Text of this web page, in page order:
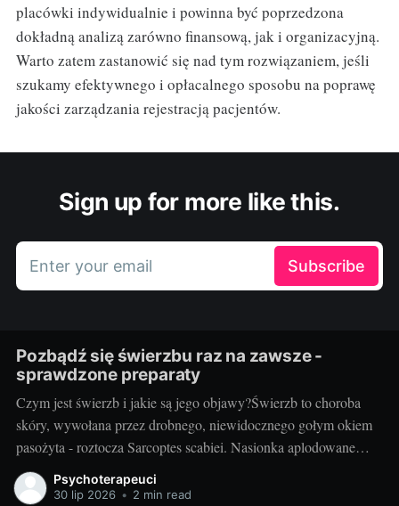
placówki indywidualnie i powinna być poprzedzona
dokładną analizą zarówno finansową, jak i organizacyjną.
Warto zatem zastanowić się nad tym rozwiązaniem, jeśli
szukamy efektywnego i opłacalnego sposobu na poprawę
jakości zarządzania rejestracją pacjentów.
Sign up for more like this.
Enter your email Subscribe
Pozbądź się świerzbu raz na zawsze -
sprawdzone preparaty
Czym jest świerzb i jakie są jego objawy?Świerzb to choroba
skóry, wywołana przez drobnego, niewidocznego gołym okiem
pasożyta - roztocza Sarcoptes scabiei. Nasionka aplodowane
przez samicę roztocza prowadzą do rozwinięcia się typowych
objawów choroby: silnego swędzenia, wysypki skórnej oraz
Psychoterapeuci
30 lip 2026 • 2 min read